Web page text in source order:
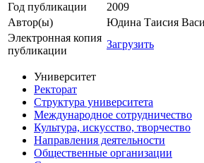
Год публикации
2009
Автор(ы)
Юдина Таисия
Электронная копия
публикации
Загрузить
Университет
Ректорат
Структура университета
Международное сотрудничество
Культура, искусство, творчество
Направления деятельности
Общественные организации